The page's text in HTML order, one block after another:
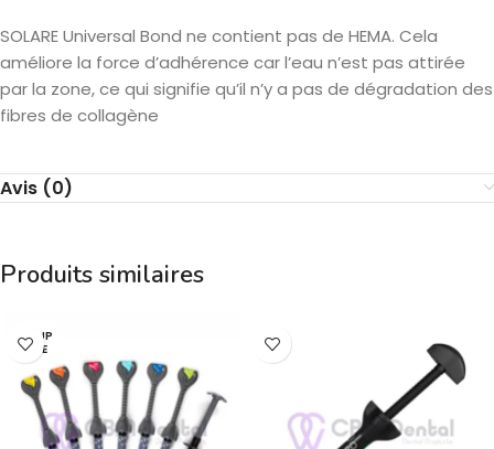
SOLARE Universal Bond ne contient pas de HEMA. Cela
améliore la force d’adhérence car l’eau n’est pas attirée
par la zone, ce qui signifie qu’il n’y a pas de dégradation des
fibres de collagène
Avis (0)
Produits similaires
EN RUP
TURE